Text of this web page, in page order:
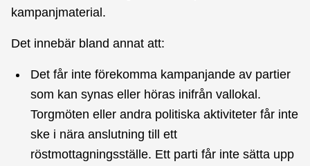
kampanjmaterial.
Det innebär bland annat att:
Det får inte förekomma kampanjande av partier
som kan synas eller höras inifrån vallokal.
Torgmöten eller andra politiska aktiviteter får inte
ske i nära anslutning till ett
röstmottagningsställe. Ett parti får inte sätta upp